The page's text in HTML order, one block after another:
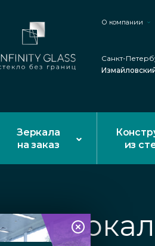
О компании
Санкт-
Зеркала
на заказ
из